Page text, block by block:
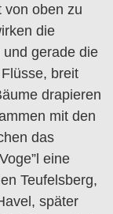
von oben zu
die
gerade die
breit
drapieren
mit den
das
eine
Teufelsberg,
später